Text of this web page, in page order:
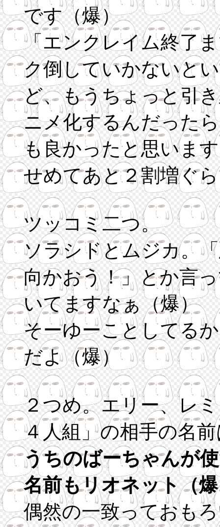
です（爆）
「エンクレイム終了
ク倒していかないと
ど、もうちょっと引
ニメ化するんだった
も良かったと思いま
せめてあと２割増ぐ
ツッコミ二つ。
ソラシドとムジカ。
向かおう！」とか言
いてますなぁ（爆）
そーゆーことしてる
だよ（爆）
２つめ。エリー、レ
４人組」の相手の名
うちのばーちゃんが
名前もリオネット（
偶然の一致っておも